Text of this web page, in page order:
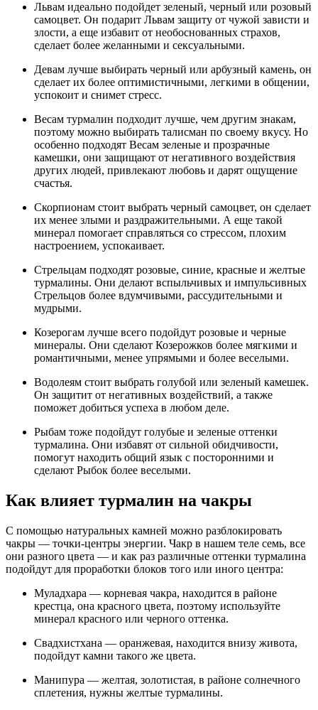
Львам идеально подойдет зеленый, черный или розовый
самоцвет. Он подарит Львам защиту от чужой зависти и
злости, а еще избавит от необоснованных страхов,
сделает более желанными и сексуальными.
Девам лучше выбирать черный или арбузный камень, он
сделает их более оптимистичными, легкими в общении,
успокоит и снимет стресс.
Весам турмалин подходит лучше, чем другим знакам,
поэтому можно выбирать талисман по своему вкусу. Но
особенно подходят Весам зеленые и прозрачные
камешки, они защищают от негативного воздействия
других людей, привлекают любовь и дарят ощущение
счастья.
Скорпионам стоит выбрать черный самоцвет, он сделает
их менее злыми и раздражительными. А еще такой
минерал помогает справляться со стрессом, плохим
настроением, успокаивает.
Стрельцам подходят розовые, синие, красные и желтые
турмалины. Они делают вспыльчивых и импульсивных
Стрельцов более вдумчивыми, рассудительными и
мудрыми.
Козерогам лучше всего подойдут розовые и черные
минералы. Они сделают Козерожков более мягкими и
романтичными, менее упрямыми и более веселыми.
Водолеям стоит выбрать голубой или зеленый камешек.
Он защитит от негативных воздействий, а также
поможет добиться успеха в любом деле.
Рыбам тоже подойдут голубые и зеленые оттенки
турмалина. Они избавят от сильной обидчивости,
помогут находить общий язык с посторонними и
сделают Рыбок более веселыми.
Как влияет турмалин на чакры
С помощью натуральных камней можно разблокировать
чакры — точки-центры энергии. Чакр в нашем теле семь, все
они разного цвета — и как раз различные оттенки турмалина
подойдут для проработки блоков того или иного центра:
Муладхара — корневая чакра, находится в районе
крестца, она красного цвета, поэтому используйте
минерал красного или черного оттенка.
Свадхистхана — оранжевая, находится внизу живота,
подойдут камни такого же цвета.
Манипура — желтая, золотистая, в районе солнечного
сплетения, нужны желтые турмалины.